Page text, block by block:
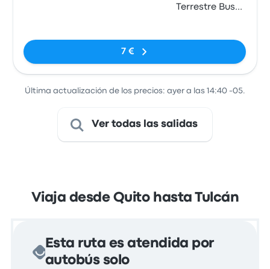
Terrestre Bus
7 €
Última actualización de los precios: ayer a las 14:40 -05.
Ver todas las salidas
Viaja desde Quito hasta Tulcán
Esta ruta es atendida por
autobús solo